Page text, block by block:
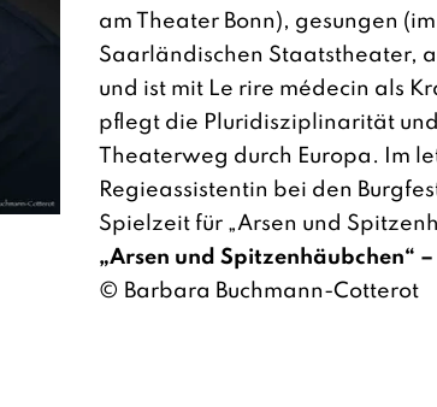
am Theater Bonn), gesungen
Saarländischen Staatstheater,
und ist mit Le rire médecin als
pflegt die Pluridisziplinarität
Theaterweg durch Europa. Im
Regieassistentin bei den
Spielzeit für „Arsen und
„Arsen und Spitzenhäubchen“
© Barbara Buchmann-Cotterot